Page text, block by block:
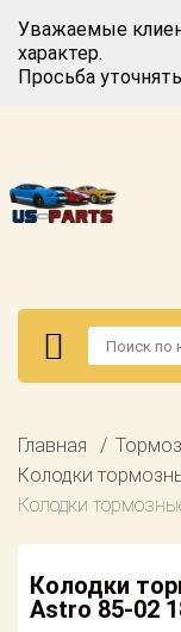
Уважаемые
характер.
Просьба
Авторизация
американских
автомобилей
запросу
техобслуживание
Оплата
Возврат
Регистрация
американских
Онлайн каталоги
Главная
Колодки
Колодки
Колодки
Astro 85-02